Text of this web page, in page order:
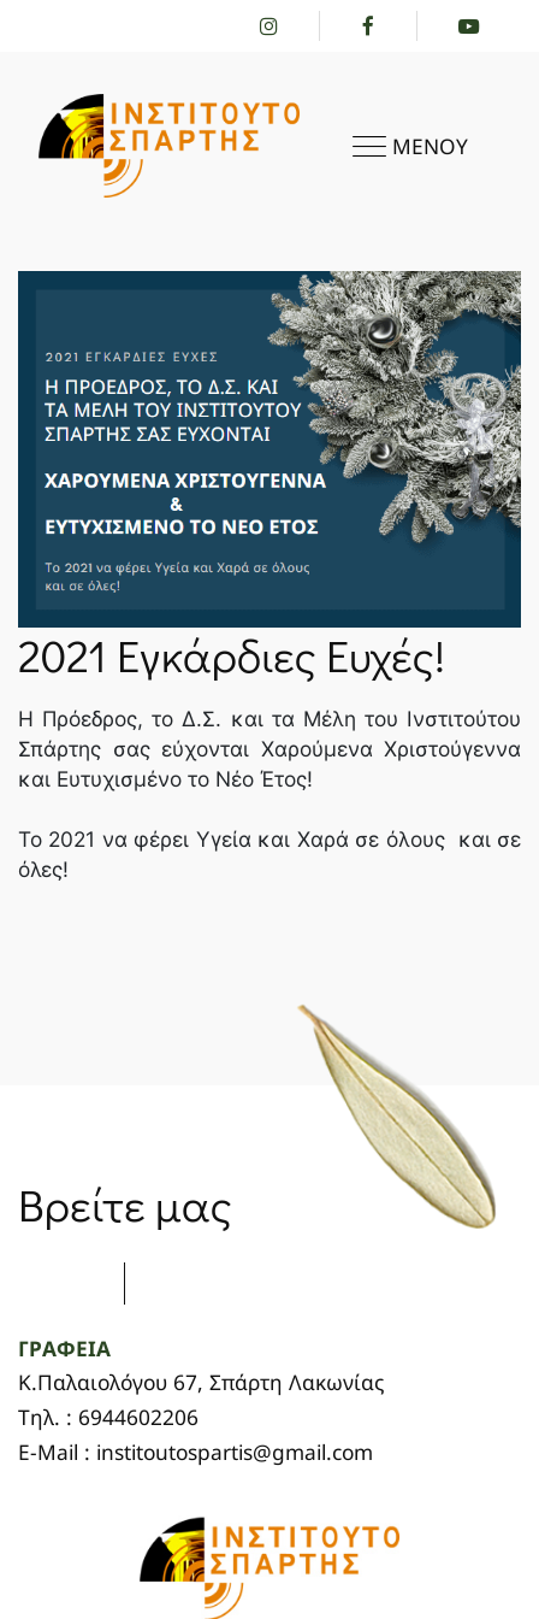
ΜΕΝΟΥ
ΤΟ ΙΝΣΤΙΤΟΎΤΟ
ΔΡΑΣΤΗΡΙΌΤΗΤΕΣ
ΝΈΑ
SPARTANET
E-JOURNAL
2021 Εγκάρδιες Ευχές!
Η Πρόεδρος, το Δ.Σ. και τα Μέλη του Ινστιτούτου
Σπάρτης σας εύχονται Χαρούμενα Χριστούγεννα
και Ευτυχισμένο το Νέο Έτος!
Το 2021 να φέρει Υγεία και Χαρά σε όλους και σε
όλες!
Βρείτε μας
ΓΡΑΦΕΙΑ
Κ.Παλαιολόγου 67, Σπάρτη Λακωνίας
Τηλ. : 6944602206
E-Mail : institoutospartis@gmail.com